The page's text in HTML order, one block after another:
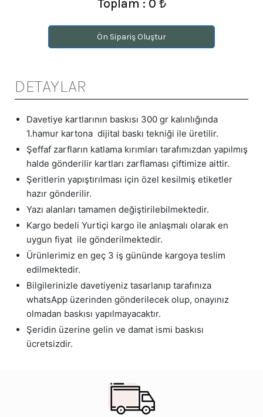
Toplam : 0 ₺
Ön Sipariş Oluştur
DETAYLAR
Davetiye kartlarının baskısı 300 gr kalınlığında
1.hamur kartona dijital baskı tekniği ile üretilir.
Şeffaf zarfların katlama kırımları tarafımızdan yapılmış
halde gönderilir kartları zarflaması çiftimize aittir.
Şeritlerin yapıştırılması için özel kesilmiş etiketler
hazır gönderilir.
Yazı alanları tamamen değiştirilebilmektedir.
Kargo bedeli Yurtiçi kargo ile anlaşmalı olarak en
uygun fiyat ile gönderilmektedir.
Ürünlerimiz en geç 3 iş gününde kargoya teslim
edilmektedir.
Bilgilerinizle davetiyeniz tasarlanıp tarafınıza
whatsApp üzerinden gönderilecek olup, onayınız
olmadan baskısı yapılmayacaktır.
Şeridin üzerine gelin ve damat ismi baskısı
ücretsizdir.